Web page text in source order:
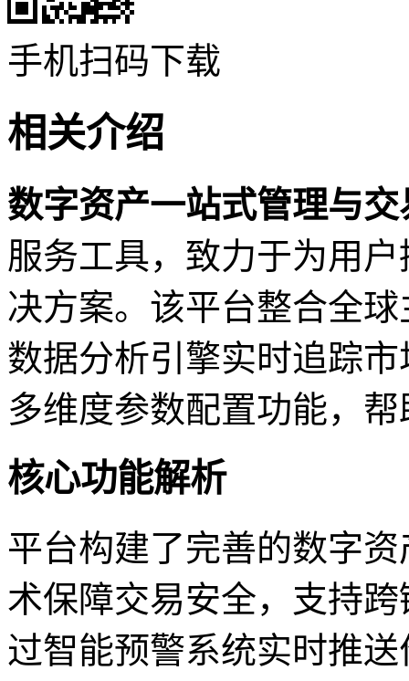
手机扫码下载
相关介绍
数字资产一站式管理与交
服务工具，致力于为用
决方案。该平台整合全
数据分析引擎实时追踪
多维度参数配置功能，
核心功能解析
平台构建了完善的数字
术保障交易安全，支持
过智能预警系统实时推